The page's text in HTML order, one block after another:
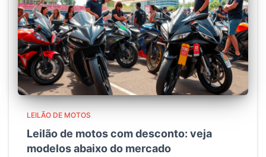
LEILÃO DE MOTOS
Leilão de motos com desconto: veja
modelos abaixo do mercado